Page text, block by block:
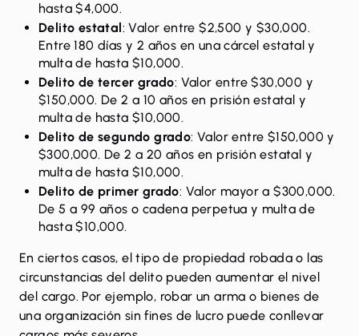
hasta $4,000.
Delito estatal : Valor entre $2,500 y $30,000.
Entre 180 días y 2 años en una cárcel estatal y
multa de hasta $10,000.
Delito de tercer grado: Valor entre $30,000 y
$150,000. De 2 a 10 años en prisión estatal y
multa de hasta $10,000.
Delito de segundo grado: Valor entre $150,000 y
$300,000. De 2 a 20 años en prisión estatal y
multa de hasta $10,000.
Delito de primer grado: Valor mayor a $300,000.
De 5 a 99 años o cadena perpetua y multa de
hasta $10,000.
En ciertos casos, el tipo de propiedad robada o las
circunstancias del delito pueden aumentar el nivel
del cargo. Por ejemplo, robar un arma o bienes de
una organización sin fines de lucro puede conllevar